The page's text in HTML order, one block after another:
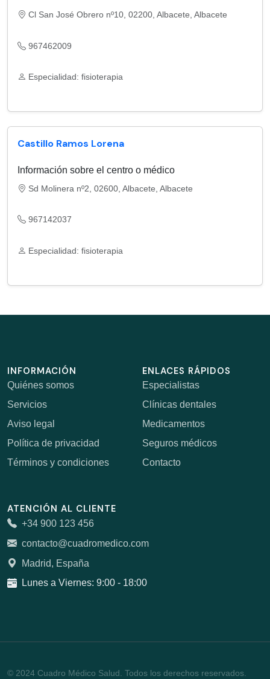
Cl San José Obrero nº10, 02200, Albacete, Albacete
967462009
Especialidad: fisioterapia
Castillo Ramos Lorena
Información sobre el centro o médico
Sd Molinera nº2, 02600, Albacete, Albacete
967142037
Especialidad: fisioterapia
INFORMACIÓN
Quiénes somos
Servicios
Aviso legal
Política de privacidad
Términos y condiciones
ENLACES RÁPIDOS
Especialistas
Clínicas dentales
Medicamentos
Seguros médicos
Contacto
ATENCIÓN AL CLIENTE
+34 900 123 456
contacto@cuadromedico.com
Madrid, España
Lunes a Viernes: 9:00 - 18:00
© 2024 Cuadro Médico Salud. Todos los derechos reservados.